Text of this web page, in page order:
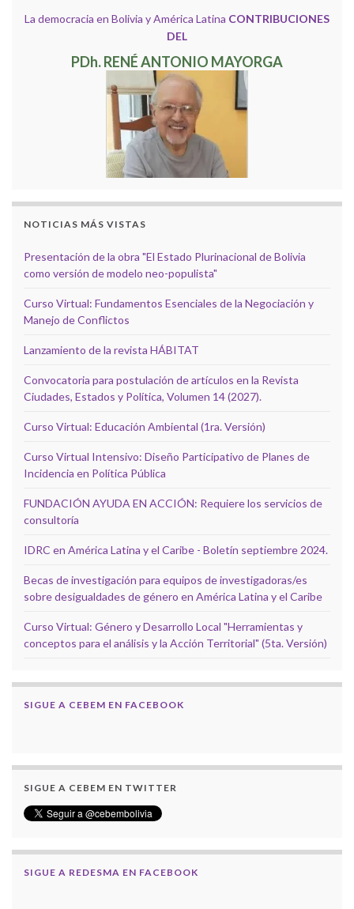
La democracia en Bolivia y América Latina CONTRIBUCIONES
DEL
PDh. RENÉ ANTONIO MAYORGA
NOTICIAS MÁS VISTAS
Presentación de la obra "El Estado Plurinacional de Bolivia
como versión de modelo neo-populista"
Curso Virtual: Fundamentos Esenciales de la Negociación y
Manejo de Conflictos
Lanzamiento de la revista HÁBITAT
Convocatoria para postulación de artículos en la Revista
Ciudades, Estados y Política, Volumen 14 (2027).
Curso Virtual: Educación Ambiental (1ra. Versión)
Curso Virtual Intensivo: Diseño Participativo de Planes de
Incidencia en Política Pública
FUNDACIÓN AYUDA EN ACCIÓN: Requiere los servicios de
consultoría
IDRC en América Latina y el Caribe - Boletín septiembre 2024.
Becas de investigación para equipos de investigadoras/es
sobre desigualdades de género en América Latina y el Caribe
Curso Virtual: Género y Desarrollo Local "Herramientas y
conceptos para el análisis y la Acción Territorial" (5ta. Versión)
SIGUE A CEBEM EN FACEBOOK
SIGUE A CEBEM EN TWITTER
SIGUE A REDESMA EN FACEBOOK